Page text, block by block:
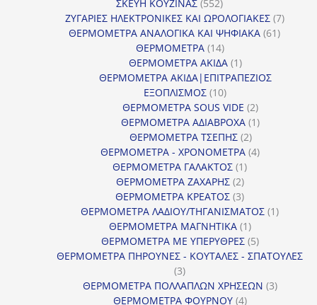
ΣΚΕΥΗ ΚΟΥΖΙΝΑΣ 552
προϊόντα
ΖΥΓΑΡΙΕΣ ΗΛΕΚΤΡΟΝΙΚΕΣ ΚΑΙ ΩΡΟΛΟΓΙΑΚΕΣ 77
ΘΕΡΜΟΜΕΤΡΑ ΑΝΑΛΟΓΙΚΑ ΚΑΙ ΨΗΦΙΑΚΑ 6161
ΘΕΡΜΟΜΕΤΡΑ 1414
προϊόντα
ΘΕΡΜΟΜΕΤΡΑ ΑΚΙΔΑ 11
προϊόν
ΘΕΡΜΟΜΕΤΡΑ ΑΚΙΔΑ|ΕΠΙΤΡΑΠΕΖΙΟΣ
ΕΞΟΠΛΙΣΜΟΣ 1010
προϊόντα
ΘΕΡΜΟΜΕΤΡΑ SOUS VIDE 22
προϊόντα
ΘΕΡΜΟΜΕΤΡΑ ΑΔΙΑΒΡΟΧΑ 11
ΘΕΡΜΟΜΕΤΡΑ ΤΣΕΠΗΣ 22
προϊόντα
ΘΕΡΜΟΜΕΤΡΑ - ΧΡΟΝΟΜΕΤΡΑ 44
ΘΕΡΜΟΜΕΤΡΑ ΓΑΛΑΚΤΟΣ 11
προϊόν
ΘΕΡΜΟΜΕΤΡΑ ΖΑΧΑΡΗΣ 22
προϊόντα
ΘΕΡΜΟΜΕΤΡΑ ΚΡΕΑΤΟΣ 33
προϊόντα
ΘΕΡΜΟΜΕΤΡΑ ΛΑΔΙΟΥ/ΤΗΓΑΝΙΣΜΑΤΟΣ 11
ΘΕΡΜΟΜΕΤΡΑ ΜΑΓΝΗΤΙΚΑ 11
προϊόν
ΘΕΡΜΟΜΕΤΡΑ ΜΕ ΥΠΕΡΥΘΡΕΣ 55
προϊόντα
ΘΕΡΜΟΜΕΤΡΑ ΠΗΡΟΥΝΕΣ - ΚΟΥΤΑΛΕΣ - ΣΠΑΤΟΥΛΕΣ
33
προϊόντα
ΘΕΡΜΟΜΕΤΡΑ ΠΟΛΛΑΠΛΩΝ ΧΡΗΣΕΩΝ 33
ΘΕΡΜΟΜΕΤΡΑ ΦΟΥΡΝΟΥ 44